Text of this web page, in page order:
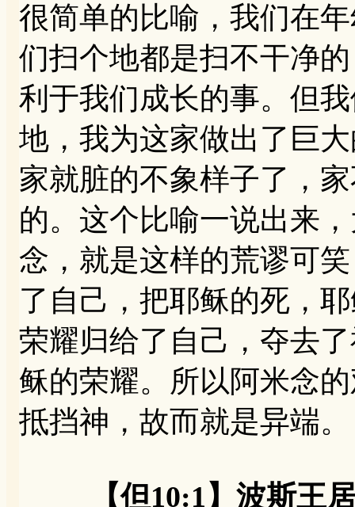
很简单的比喻，我们在
们扫个地都是扫不干净
利于我们成长的事。但
地，我为这家做出了巨
家就脏的不象样子了，
的。这个比喻一说出来
念，就是这样的荒谬可
了自己，把耶稣的死，
荣耀归给了自己，夺去
稣的荣耀。所以阿米念
抵挡神，故而就是异端。
【但10:1】波斯王